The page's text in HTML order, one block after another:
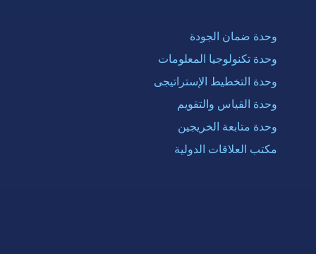
وحدة ضمان الجودة
وحدة تكنولوجيا المعلومات
وحدة التخطيط الإستراتيجى
وحدة القياس والتقويم
وحدة متابعة الخريجين
مكتب العلاقات الدولية